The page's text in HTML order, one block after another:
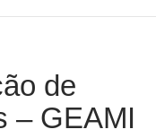
de
– GEAMI